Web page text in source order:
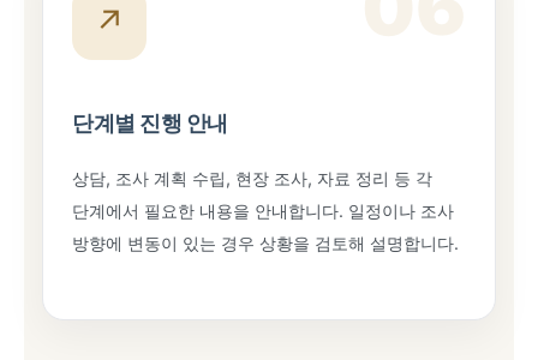
↗
단계별 진행 안내
상담, 조사 계획 수립, 현장 조사, 자료 정리 등 각
단계에서 필요한 내용을 안내합니다. 일정이나 조사
방향에 변동이 있는 경우 상황을 검토해 설명합니다.